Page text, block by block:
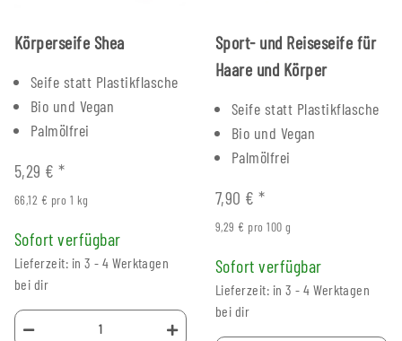
Körperseife Shea
Seife statt Plastikflasche
Bio und Vegan
Palmölfrei
5,29 €*
66,12 € pro 1 kg
Sofort verfügbar
Lieferzeit: in 3 - 4 Werktagen
bei dir
Sport- und Reiseseife für
Haare und Körper
Seife statt Plastikflasche
Bio und Vegan
Palmölfrei
7,90 €*
9,29 € pro 100 g
Sofort verfügbar
Lieferzeit: in 3 - 4 Werktagen
bei dir